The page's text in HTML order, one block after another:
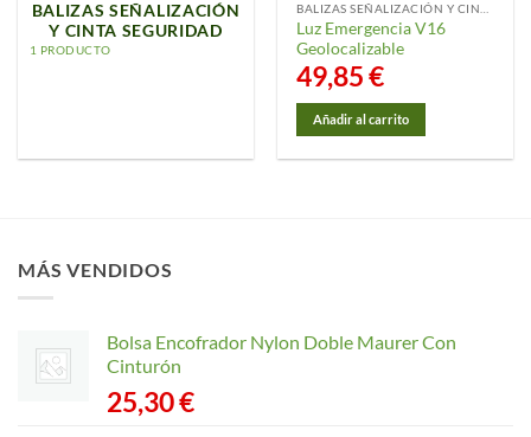
BALIZAS SEÑALIZACIÓN
Y CINTA SEGURIDAD
1 PRODUCTO
Luz Emergencia V16
Geolocalizable
49,85€
Añadir al carrito
MÁS VENDIDOS
Bolsa Encofrador Nylon Doble Maurer Con
Cinturón
25,30€